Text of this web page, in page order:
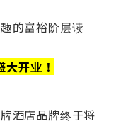
的富裕阶层读
开业！
酒店品牌终于将